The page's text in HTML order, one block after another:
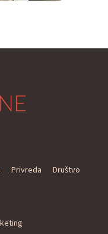
Privreda
Društvo